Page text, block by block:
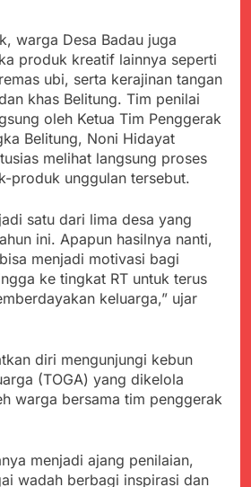
Pengadaan Buku Simi
Diduga Kuat
Inspektorat Kab,
Sukabumi
menyalahgunakan
Anggaran Thn 2023.
Juli 19, 2024
Sambut Tahun Ajaran
Baru, Satgas Yonif
310/KK Ajak Pelajar
Bersihkan Lingkungan
Sekolah
Juli 19, 2024
Selisih APBD Tahun
2023 Kab.Sukabumi
Sebesar Rp 31 Miliar
Juli 16, 2024
Ketua DPD JWI
Sukabumi Raya
Ingatkan Pentingnya
Verifikasi Isu Dugaan
terhadap Kepala KUA
Pabuaran
Agustus 8, 2026
Aksi Humanis Polri:
Kapolsek Kebonpedes
Bantu Lansia dengan
Agustus 7, 2026
Penerima Program
Makan Bergizi Gratis
Agustus 6, 2026
Zulhas Pastikan SPPG
di Wilayah 3T Tuntas
Rampung
Kawasan Kuliner Ahmad
warga Desa Badau juga
produk kreatif lainnya seperti
ubi, serta kerajinan tangan
khas Belitung. Tim penilai
oleh Ketua Tim Penggerak
Belitung, Noni Hidayat
melihat langsung proses
produk unggulan tersebut.
satu dari lima desa yang
ini. Apapun hasilnya nanti,
menjadi motivasi bagi
ke tingkat RT untuk terus
keluarga,” ujar
diri mengunjungi kebun
(TOGA) yang dikelola
warga bersama tim penggerak
menjadi ajang penilaian,
wadah berbagi inspirasi dan